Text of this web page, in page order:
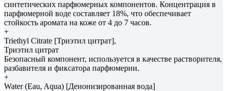
синтетических парфюмерных компонентов. Концентрация в
парфюмерной воде составляет 18%, что обеспечивает
стойкость аромата на коже от 4 до 7 часов.
+
Triethyl Citrate [Триэтил цитрат],
Триэтил цитрат
Безопасный компонент, используется в качестве растворителя,
разбавителя и фиксатора парфюмерии.
+
Water (Eau, Aqua) [Деионизированная вода]